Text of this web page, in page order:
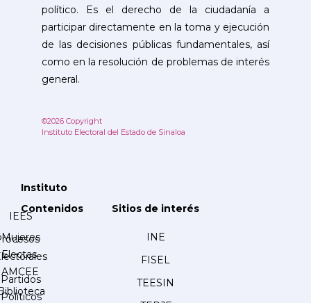
político. Es el derecho de la ciudadanía a
participar directamente en la toma y ejecución
de las decisiones públicas fundamentales, así
como en la resolución de problemas de interés
general.
©2026 Copyright
Instituto Electoral del Estado de Sinaloa
Instituto
IEES
Partidos
Políticos
Contenidos
Mujeres
Electas
AMCEE
Sitios de interés
INE
FISEL
TEESIN